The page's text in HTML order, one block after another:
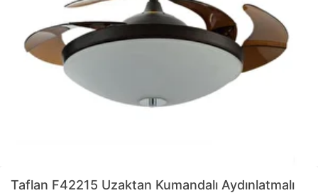
Taflan F42215 Uzaktan Kumandalı Aydınlatmalı